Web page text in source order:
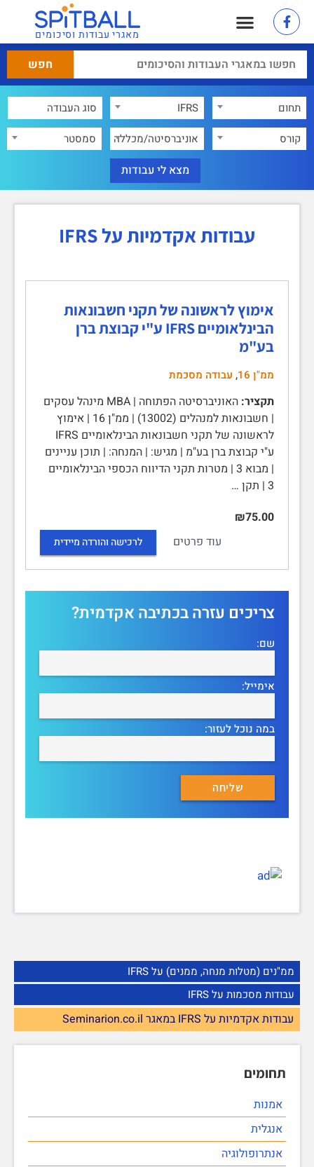
מאגרי עבודות וסיכומים
תחום
IFRS
קורס
אוניברסיטה/מכללה סמסטר
ממ"נים (מטלות מנחה, ממנים) על IFRS
עבודות מסכמות על IFRS
עבודות אקדמיות על IFRS במאגר Seminarion.co.il
תחומים
אמנות
אנגלית
אנתרופולוגיה
עבודות אקדמיות על IFRS
אימוץ לראשונה של תקני חשבונאות
הבינלאומיים IFRS ע"י קבוצת ברן
בע"מ
ממ"ן 16 , עבודה מסכמת
תקציר:
האוניברסיטה הפתוחה | MBA מינהל עסקים
| חשבונאות למנהלים (13002) | ממ"ן 16 | אימוץ
לראשונה של תקני חשבונאות הבינלאומיים IFRS
ע"י קבוצת ברן בע"מ | מגיש: | המנחה: | תוכן עניינים
| מבוא 3 | מטרות תקני הדיווח הכספי הבינלאומיים
3 | תקן …
₪75.00
עוד פרטים
לרכישה והורדה מיידית
צריכים עזרה בכתיבה אקדמית?
שם:
אימייל:
במה נוכל לעזור: